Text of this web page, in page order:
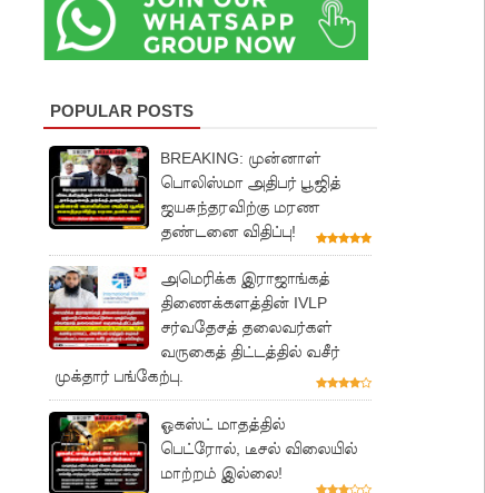
POPULAR POSTS
BREAKING: முன்னாள்
பொலிஸ்மா அதிபர் பூஜித்
ஜயசுந்தரவிற்கு மரண
தண்டனை விதிப்பு!
அமெரிக்க இராஜாங்கத்
திணைக்களத்தின் IVLP
சர்வதேசத் தலைவர்கள்
வருகைத் திட்டத்தில் வசீர்
முக்தார் பங்கேற்பு.
ஓகஸ்ட் மாதத்தில்
பெட்ரோல், டீசல் விலையில்
மாற்றம் இல்லை!